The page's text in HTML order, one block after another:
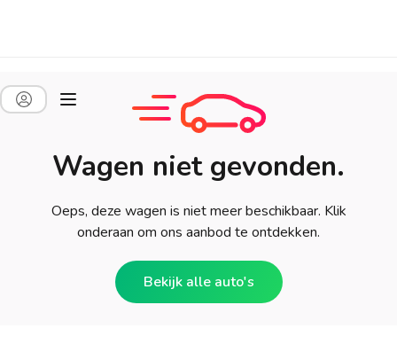
Wagen niet gevonden.
Oeps, deze wagen is niet meer beschikbaar. Klik
onderaan om ons aanbod te ontdekken.
Bekijk alle auto's